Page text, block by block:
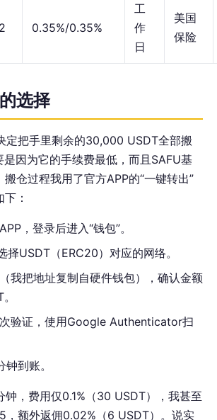
0.35%/0.35%
工
作
日
美国
保险
选择
定把手里剩余的30,000 USDT全部搬
是因为它的手续费最低，而且SAFU基
仓过程我用了官方APP的“一键转出”
：
，登录后进入“钱包”。
择USDT（ERC20）对应的网络。
我把地址复制自硬件钱包），确认金额
验证，使用Google Authenticator扫
到账。
钟，费用仅0.1%（30 USDT），我甚至
，额外返佣0.02%（6 USDT）。说实